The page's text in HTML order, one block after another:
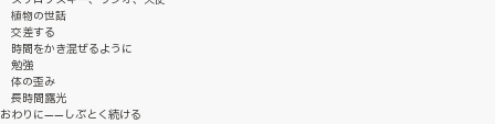
植物の世話
交差する
時間をかき混ぜるように
勉強
体の歪み
長時間露光
おわりに——しぶとく続ける